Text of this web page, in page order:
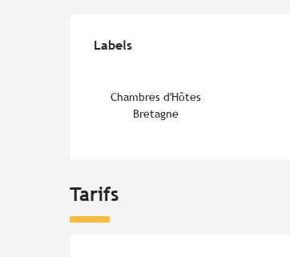
Labels
Labels
Chambres d'Hôtes
Bretagne
Tarifs